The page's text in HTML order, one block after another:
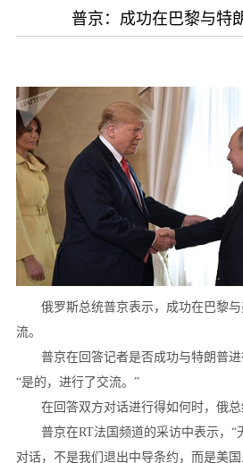
普京：成功在巴黎与特
俄罗斯总统普京表示，成功在巴黎与
流。
普京在回答记者是否成功与特朗普进
“是的，进行了交流。”
在回答双方对话进行得如何时，俄总
普京在RT法国频道的采访中表示，“
对话，不是我们退出中导条约，而是美